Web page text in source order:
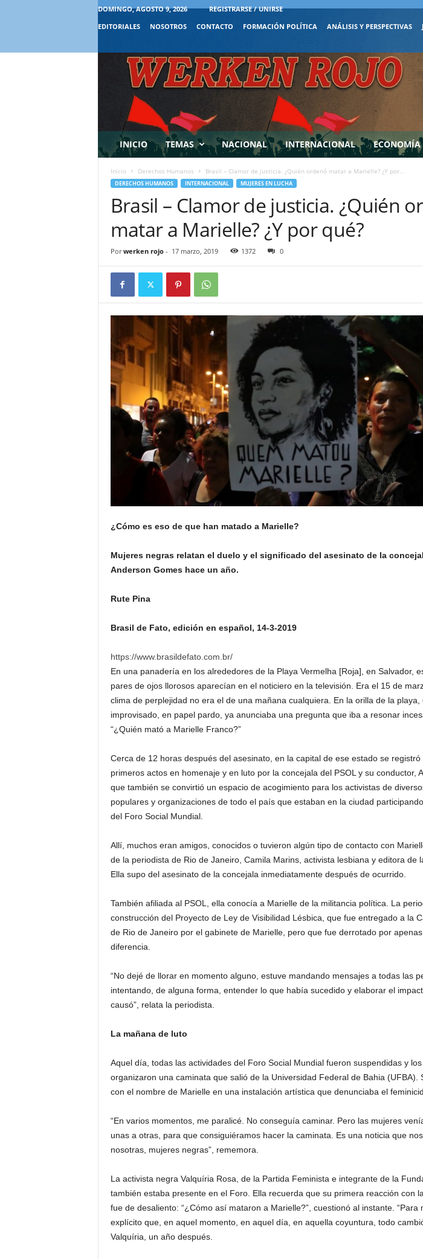
DOMINGO, AGOSTO 9, 2026
REGISTRARSE / UNIRSE
EDITORIALES
NOSOTROS CONTACTO FORMACIÓN POLÍTICA ANÁLISIS Y PERSPECTIVAS
INICIO TEMAS NACIONAL INTERNACIONAL ECONOMÍA
Inicio Derechos Humanos Brasil – Clamor de justicia. ¿Quién ordenó matar a Marielle? ¿Y por...
DERECHOS HUMANOS INTERNACIONAL MUJERES EN LUCHA
Brasil – Clamor de justicia. ¿Quién
matar a Marielle? ¿Y por qué?
Por werken rojo- 17 marzo, 2019 1372 0
¿Cómo es eso de que han matado a Marielle?
Mujeres negras relatan el duelo y el significado del asesinato de la
Anderson Gomes hace un año.
Rute Pina
Brasil de Fato, edición en español, 14-3-2019
https://www.brasildefato.com.br/
En una panadería en los alrededores de la Playa Vermelha [Roja], en Salvador,
pares de ojos llorosos aparecían en el noticiero en la televisión. Era el 15 de
clima de perplejidad no era el de una mañana cualquiera. En la orilla de la playa,
improvisado, en papel pardo, ya anunciaba una pregunta que iba a resonar
“¿Quién mató a Marielle Franco?”
Cerca de 12 horas después del asesinato, en la capital de ese estado se registró
primeros actos en homenaje y en luto por la concejala del PSOL y su conductor,
que también se convirtió un espacio de acogimiento para los activistas de
populares y organizaciones de todo el país que estaban en la ciudad
del Foro Social Mundial.
Allí, muchos eran amigos, conocidos o tuvieron algún tipo de contacto con
de la periodista de Rio de Janeiro, Camila Marins, activista lesbiana y editora de
Ella supo del asesinato de la concejala inmediatamente después de ocurrido.
También afiliada al PSOL, ella conocía a Marielle de la militancia política. La
construcción del Proyecto de Ley de Visibilidad Lésbica, que fue entregado a la
de Rio de Janeiro por el gabinete de Marielle, pero que fue derrotado por
diferencia.
“No dejé de llorar en momento alguno, estuve mandando mensajes a todas las
intentando, de alguna forma, entender lo que había sucedido y elaborar el
causó”, relata la periodista.
La mañana de luto
Aquel día, todas las actividades del Foro Social Mundial fueron suspendidas y
organizaron una caminata que salió de la Universidad Federal de Bahia (UFBA).
con el nombre de Marielle en una instalación artística que denunciaba el
“En varios momentos, me paralicé. No conseguía caminar. Pero las mujeres
unas a otras, para que consiguiéramos hacer la caminata. Es una noticia que
nosotras, mujeres negras”, rememora.
La activista negra Valquíria Rosa, de la Partida Feminista e integrante de la
también estaba presente en el Foro. Ella recuerda que su primera reacción con
fue de desaliento: “¿Cómo así mataron a Marielle?”, cuestionó al instante. “Para
explícito que, en aquel momento, en aquel día, en aquella coyuntura, todo
Valquíria, un año después.